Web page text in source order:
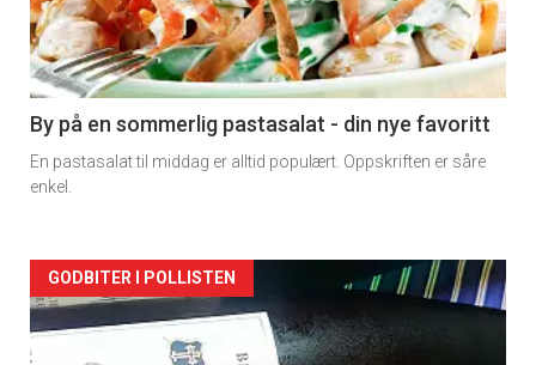
nå
-
5
By på en sommerlig pastasalat - din nye favoritt
En pastasalat til middag er alltid populært. Oppskriften er såre
enkel.
Forsiden
akkurat
GODBITER I POLLISTEN